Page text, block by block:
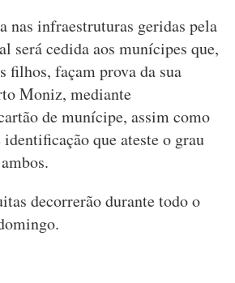
nas infraestruturas geridas pela
será cedida aos munícipes que,
filhos, façam prova da sua
Moniz, mediante
de munícipe, assim como
que ateste o grau
decorrerão durante todo o